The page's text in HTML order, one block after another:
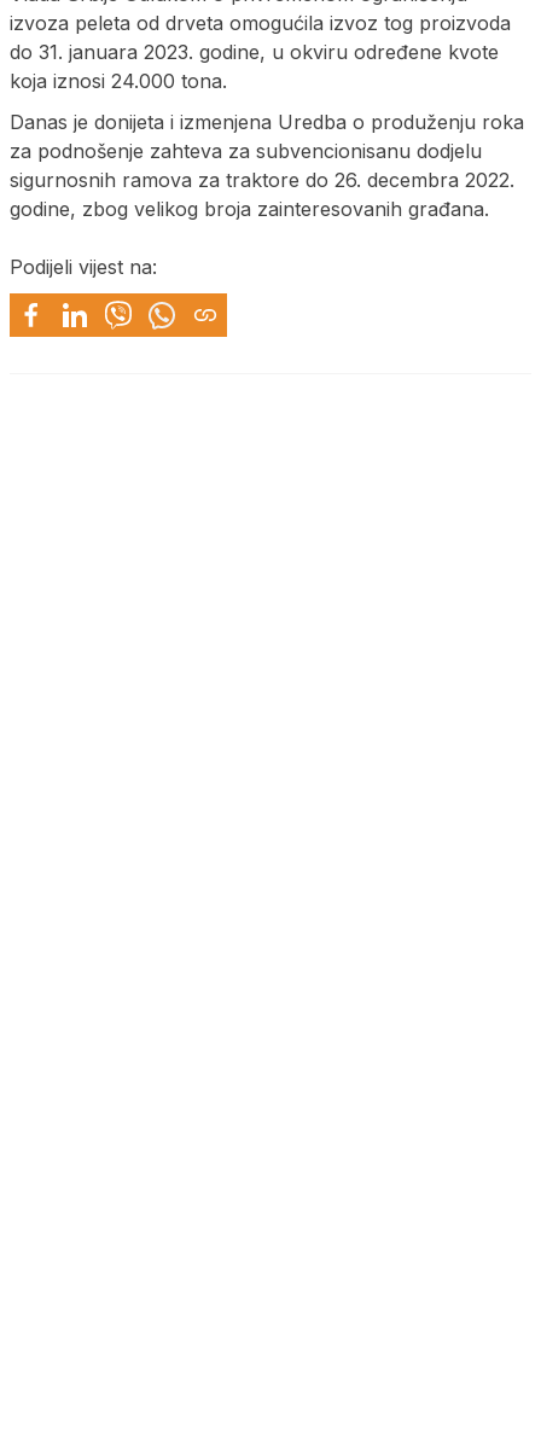
izvoza peleta od drveta omogućila izvoz tog proizvoda
do 31. januara 2023. godine, u okviru određene kvote
koja iznosi 24.000 tona.
Danas je donijeta i izmenjena Uredba o produženju roka
za podnošenje zahteva za subvencionisanu dodjelu
sigurnosnih ramova za traktore do 26. decembra 2022.
godine, zbog velikog broja zainteresovanih građana.
Podijeli vijest na: